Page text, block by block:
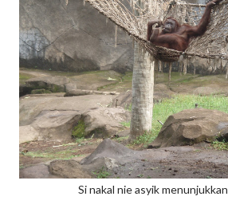
Si nakal nie asyik